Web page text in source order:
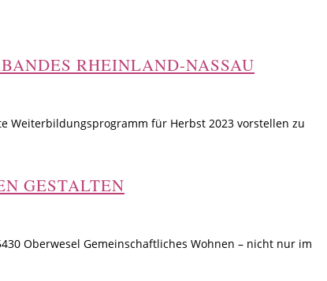
RHEINLAND-NASSAU
Weiterbildungsprogramm für Herbst 2023 vorstellen zu
GESTALTEN
Oberwesel Gemeinschaftliches Wohnen – nicht nur im